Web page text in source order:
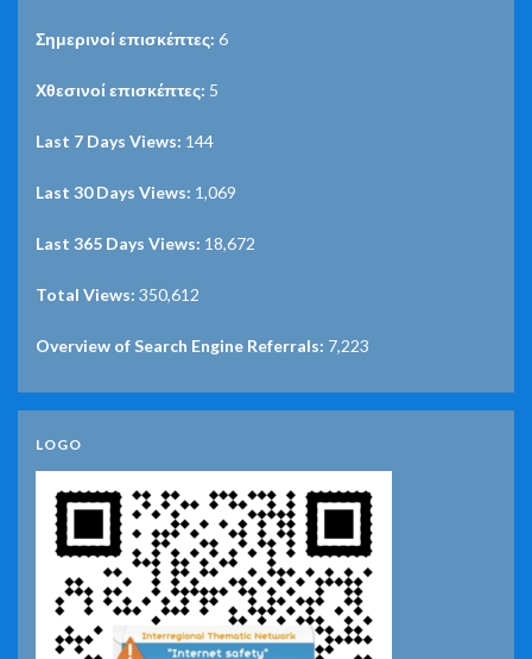
Σημερινοί επισκέπτες: 6
Χθεσινοί επισκέπτες: 5
Last 7 Days Views: 144
Last 30 Days Views: 1,069
Last 365 Days Views: 18,672
Total Views: 350,612
Overview of Search Engine Referrals: 7,223
LOGO